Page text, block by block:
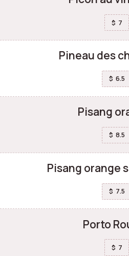
$ 7
Pineau des
$ 6.5
Pisang
$ 8.5
Pisang orange
$ 7.5
Porto
$ 7